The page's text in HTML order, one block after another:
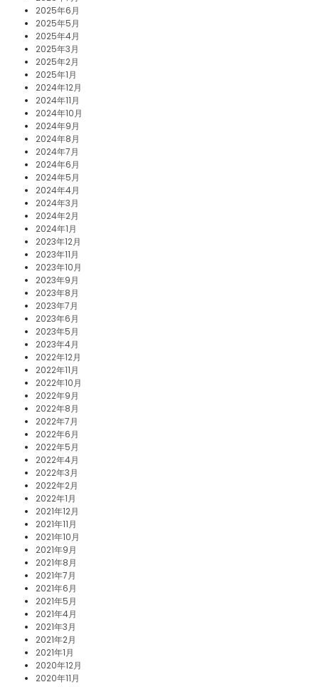
2025年6月
2025年5月
2025年4月
2025年3月
2025年2月
2025年1月
2024年12月
2024年11月
2024年10月
2024年9月
2024年8月
2024年7月
2024年6月
2024年5月
2024年4月
2024年3月
2024年2月
2024年1月
2023年12月
2023年11月
2023年10月
2023年9月
2023年8月
2023年7月
2023年6月
2023年5月
2023年4月
2022年12月
2022年11月
2022年10月
2022年9月
2022年8月
2022年7月
2022年6月
2022年5月
2022年4月
2022年3月
2022年2月
2022年1月
2021年12月
2021年11月
2021年10月
2021年9月
2021年8月
2021年7月
2021年6月
2021年5月
2021年4月
2021年3月
2021年2月
2021年1月
2020年12月
2020年11月